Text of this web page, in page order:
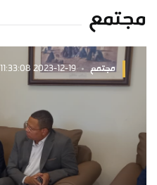
مجتمع
مجتمع 2023-12-19 11:33:08